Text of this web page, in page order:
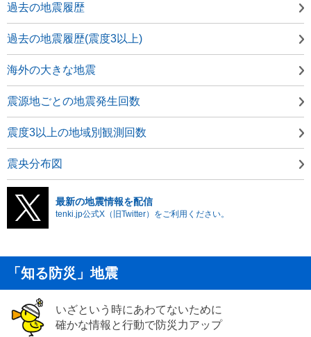
過去の地震履歴
過去の地震履歴(震度3以上)
海外の大きな地震
震源地ごとの地震発生回数
震度3以上の地域別観測回数
震央分布図
最新の地震情報を配信
tenki.jp公式X（旧Twitter）をご利用ください。
「知る防災」地震
いざという時にあわてないために
確かな情報と行動で防災力アップ